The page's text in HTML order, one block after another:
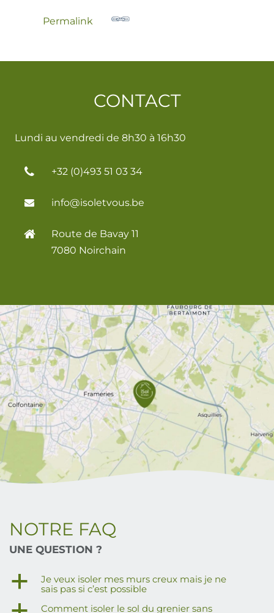
Permalink
NOTRE FAQ
UNE QUESTION ?
a
Je veux isoler mes murs creux mais je ne
sais pas si c’est possible
Comment isoler le sol du grenier sans
CONTACT
Lundi au vendredi de 8h30 à 16h30
+32 (0)493 51 03 34
info@isoletvous.be
Route de Bavay 11
7080 Noirchain